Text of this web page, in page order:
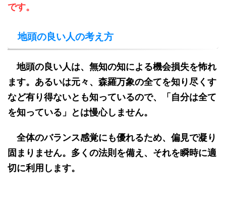
です。
地頭の良い人の考え方
地頭の良い人は、無知の知による機会損失を怖れ
ます。あるいは元々、森羅万象の全てを知り尽くす
など有り得ないとも知っているので、「自分は全て
を知っている」とは慢心しません。
全体のバランス感覚にも優れるため、偏見で凝り
固まりません。多くの法則を備え、それを瞬時に適
切に利用します。